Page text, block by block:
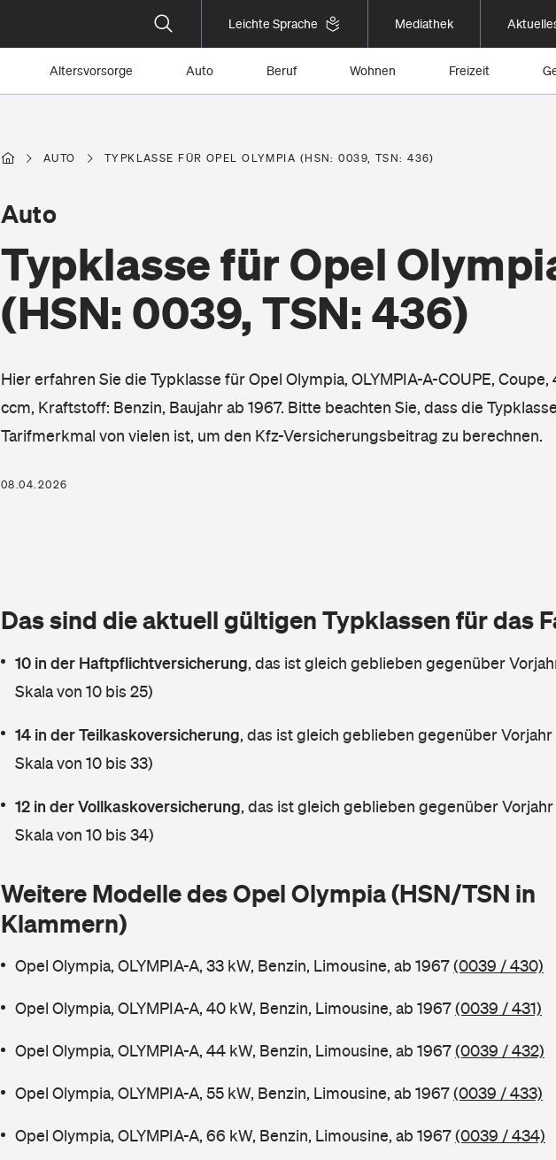
Leichte Sprache Mediathek
Altersvorsorge Auto Beruf Wohnen Freizeit
AUTO TYPKLASSE FÜR OPEL OLYMPIA (HSN: 0039, TSN: 436)
Typklasse für Opel
(HSN: 0039, TSN: 436)
Auto
Hier erfahren Sie die Typklasse für Opel Olympia, OLYMPIA-A-COUPE, Coupe,
ccm, Kraftstoff: Benzin, Baujahr ab 1967. Bitte beachten Sie, dass die
Tarifmerkmal von vielen ist, um den Kfz-Versicherungsbeitrag zu berechnen.
08.04.2026
Das sind die aktuell gültigen Typklassen für das
10 in der Haftpflichtversicherung, das ist gleich geblieben gegenüber
Skala von 10 bis 25)
14 in der Teilkaskoversicherung, das ist gleich geblieben gegenüber Vorjahr
Skala von 10 bis 33)
12 in der Vollkaskoversicherung, das ist gleich geblieben gegenüber
Skala von 10 bis 34)
Weitere Modelle des Opel Olympia (HSN/TSN in
Klammern)
Opel Olympia, OLYMPIA-A, 33 kW, Benzin, Limousine, ab 1967(0039 / 430)
Opel Olympia, OLYMPIA-A, 40 kW, Benzin, Limousine, ab 1967(0039 / 431)
Opel Olympia, OLYMPIA-A, 44 kW, Benzin, Limousine, ab 1967(0039 / 432)
Opel Olympia, OLYMPIA-A, 55 kW, Benzin, Limousine, ab 1967(0039 / 433)
Opel Olympia, OLYMPIA-A, 66 kW, Benzin, Limousine, ab 1967(0039 / 434)